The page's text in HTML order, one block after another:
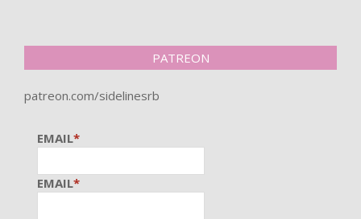
PATREON
patreon.com/sidelinesrb
EMAIL*
EMAIL*